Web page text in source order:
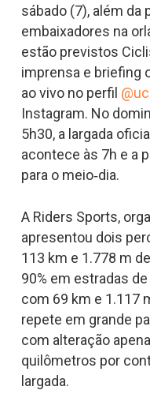
sábado (7), além da
embaixadores na
estão previstos
imprensa e briefing
ao vivo no perfil
Instagram. No
5h30, a largada
acontece às 7h e a
para o meio‑dia.
A Riders Sports,
apresentou dois
113 km e 1.778 m
90% em estradas
com 69 km e 1.117
repete em grande
com alteração
quilômetros por
largada.